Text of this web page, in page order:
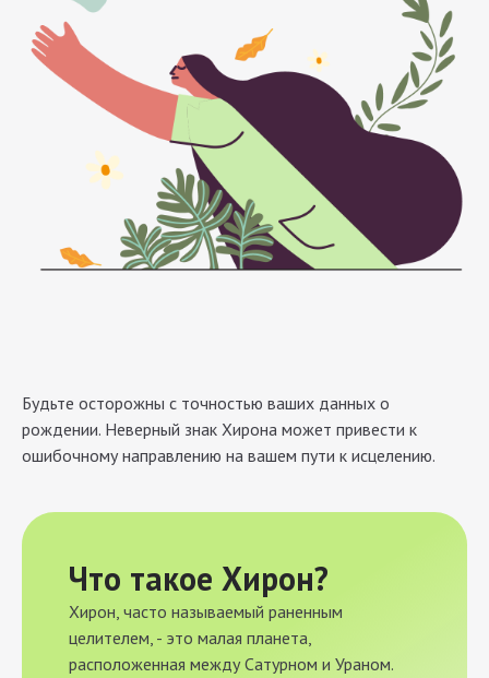
Будьте осторожны с точностью ваших данных о
рождении. Неверный знак Хирона может привести к
ошибочному направлению на вашем пути к исцелению.
Что такое Хирон?
Хирон, часто называемый раненным
целителем, - это малая планета,
расположенная между Сатурном и Ураном.